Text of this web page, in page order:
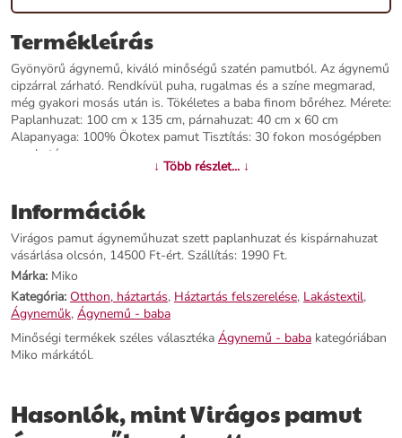
Termékleírás
Gyönyörű ágynemű, kiváló minőségű szatén pamutból. Az ágynemű
cipzárral zárható. Rendkívül puha, rugalmas és a színe megmarad,
még gyakori mosás után is. Tökéletes a baba finom bőréhez. Mérete:
Paplanhuzat: 100 cm x 135 cm, párnahuzat: 40 cm x 60 cm
Alapanyaga: 100% Ökotex pamut Tisztítás: 30 fokon mosógépben
mosható
↓ Több részlet... ↓
Információk
Virágos pamut ágyneműhuzat szett paplanhuzat és kispárnahuzat
vásárlása olcsón, 14500 Ft-ért. Szállítás: 1990 Ft.
Márka: Miko
Kategória: Otthon, háztartás, Háztartás felszerelése, Lakástextil,
Ágyneműk, Ágynemű - baba
Minőségi termékek széles választéka Ágynemű - baba kategóriában
Miko márkától.
Hasonlók, mint Virágos pamut